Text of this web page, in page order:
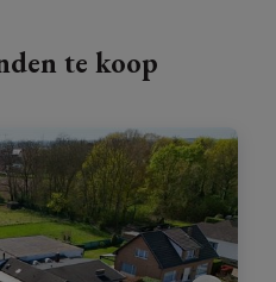
te koop